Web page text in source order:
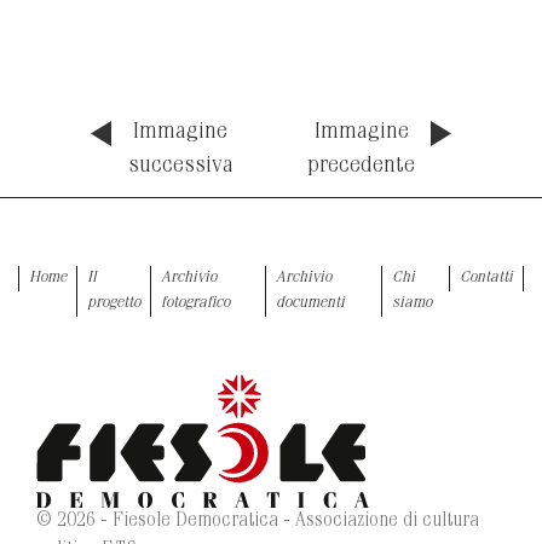
Immagine
successiva
Immagine
precedente
Home
Il
progetto
Archivio
fotografico
Archivio
documenti
Chi
siamo
Contatti
© 2026 - Fiesole Democratica - Associazione di cultura